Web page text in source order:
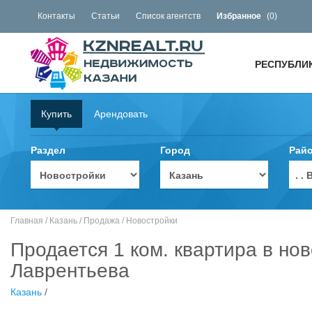
Контакты Статьи Список агентств Избранное (0)
Купить Арендовать
Раздел Город
. .
Главная / Казань / Продажа / Новостройки
Продается 1 ком. квартира в
Лаврентьева
Казань /